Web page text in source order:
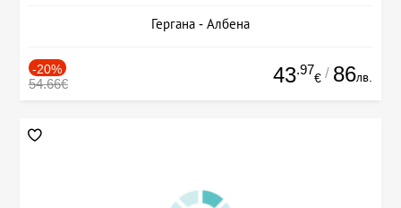
Гергана - Албена
-20%
54.66€ 43.97
€ / 86лв.